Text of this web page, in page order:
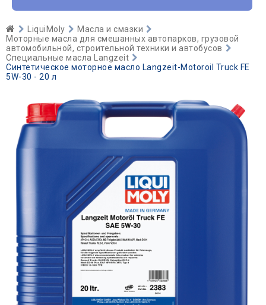
LiquiMoly
Масла и смазки
Моторные масла для смешанных автопарков, грузовой
автомобильной, строительной техники и автобусов
Специальные масла Langzeit
Синтетическое моторное масло Langzeit-Motoroil Truck FE
5W-30 - 20 л